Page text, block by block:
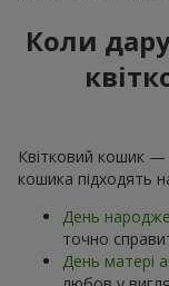
Коли
Квітковий кошик —
кошика підходять
День
точно
День матері